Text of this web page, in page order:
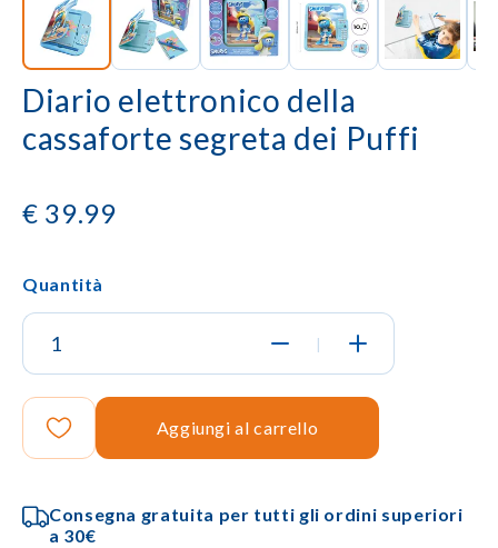
Diario elettronico della
cassaforte segreta dei Puffi
€ 39.99
Quantità
|
Aggiungi al carrello
Consegna gratuita per tutti gli ordini superiori
a 30€